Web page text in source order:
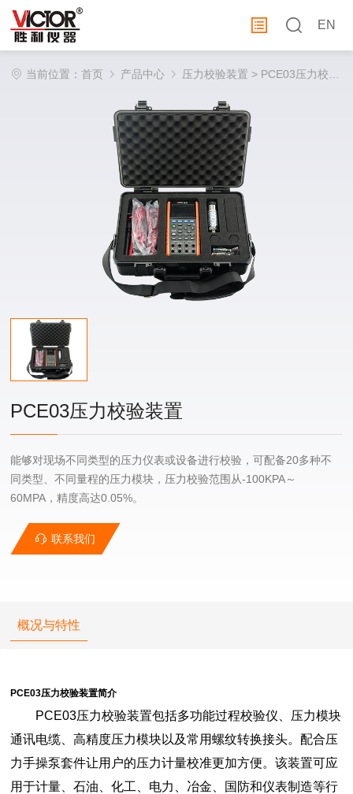
EN
当前位置：首页 产品中心 压力校验装置 > PCE03压力校验装置
PCE03压力校验装置
能够对现场不同类型的压力仪表或设备进行校验，可配备20多种不
同类型、不同量程的压力模块，压力校验范围从-100KPA～
60MPA，精度高达0.05%。
联系我们
概况与特性
PCE03压力校验装置简介
PCE03压力校验装置包括多功能过程校验仪、压力模块
通讯电缆、高精度压力模块以及常用螺纹转换接头。配合压
力手操泵套件让用户的压力计量校准更加方便。该装置可应
用于计量、石油、化工、电力、冶金、国防和仪表制造等行